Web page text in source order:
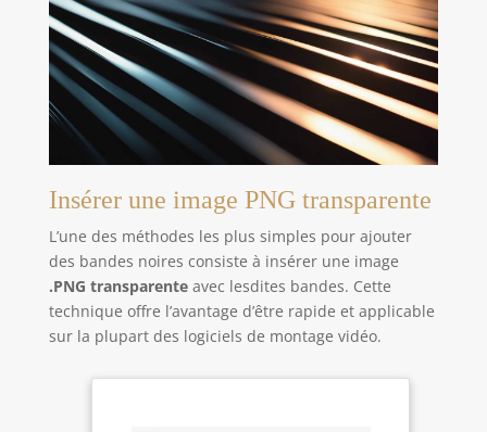
Insérer une image PNG transparente
L’une des méthodes les plus simples pour ajouter
des bandes noires consiste à insérer une image
.PNG transparenteavec lesdites bandes. Cette
technique offre l’avantage d’être rapide et applicable
sur la plupart des logiciels de montage vidéo.